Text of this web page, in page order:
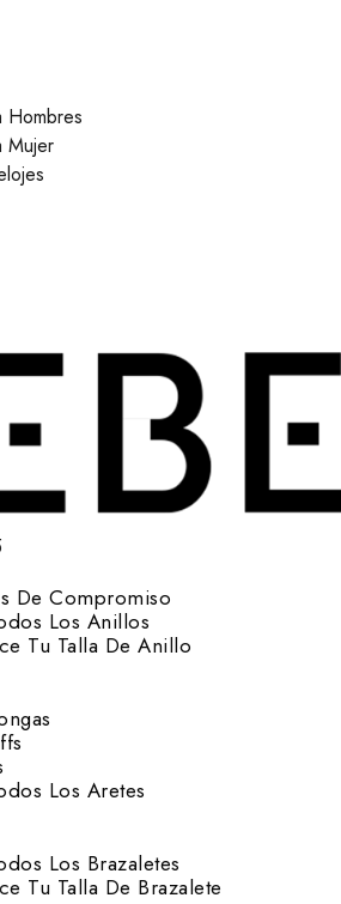
Hombres
Mujer
De Compromiso
Los Anillos
Tu Talla De Anillo
Los Aretes
Los Brazaletes
Tu Talla De Brazalete